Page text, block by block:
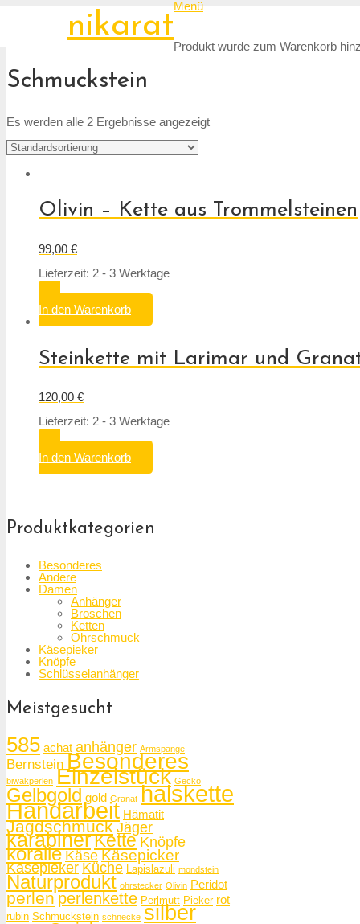
nikarat
Menü
Produkt wurde zum Warenkorb
Schmuckstein
Es werden alle 2 Ergebnisse angezeigt
Olivin – Kette aus Trommelsteinen
99,00 €
Lieferzeit: 2 - 3 Werktage
In den Warenkorb
Steinkette mit Larimar und
120,00 €
Lieferzeit: 2 - 3 Werktage
In den Warenkorb
Produktkategorien
Besonderes
Andere
Damen
Anhänger
Broschen
Ketten
Ohrschmuck
Käsepieker
Knöpfe
Schlüsselanhänger
Meistgesucht
585 achat anhänger Armspange
Bernstein Besonderes
biwakperlen Einzelstück Gecko
Gelbgold gold Granat halskette
Handarbeit Hämatit
Jagdschmuck Jäger
karabinerKette Knöpfe
koralle Käse Käsepicker
Käsepieker Küche Lapislazuli mondstein
Naturprodukt ohrstecker Olivin Peridot
perlen perlenkette Perlmutt Pieker rot
rubin Schmuckstein schnecke silber